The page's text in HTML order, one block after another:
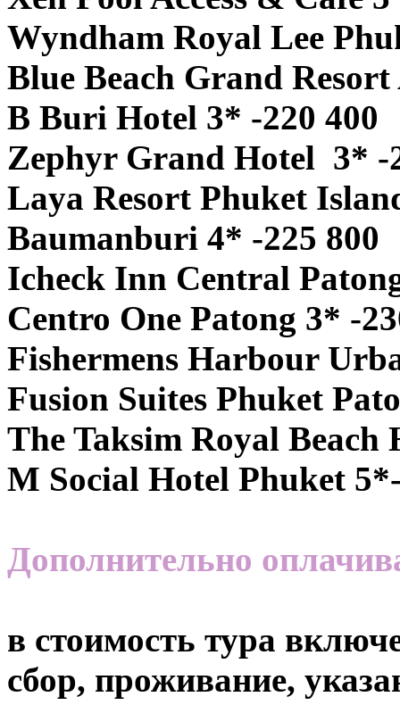
Wyndham Royal Lee
Blue Beach Grand
B Buri Hotel 3* -220 400
Zephyr Grand Hotel 3* -
Laya Resort Phuket
Baumanburi 4* -225 800
Icheck Inn Central
Centro One Patong 3* -
Fishermens Harbour
Fusion Suites Phuket
The Taksim Royal Beach
M Social Hotel Phuket
Дополнительно
в стоимость тура
сбор, проживание,